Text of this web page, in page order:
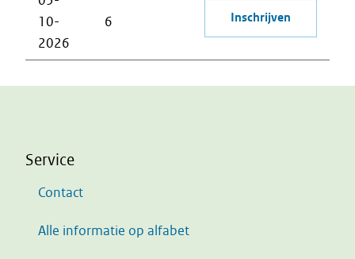
10-
2026
6 Inschrijven
Service
Contact
Alle informatie op alfabet